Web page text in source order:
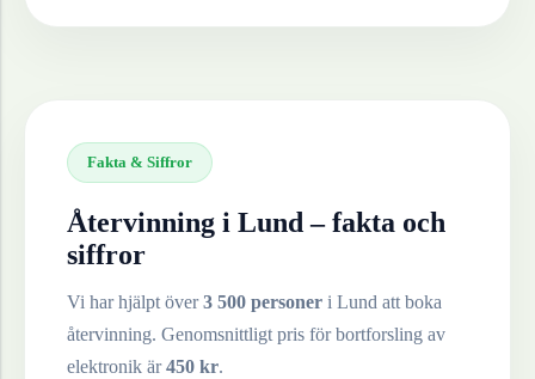
Fakta & Siffror
Återvinning i Lund – fakta och
siffror
Vi har hjälpt över3 500 personer i Lund att boka
återvinning. Genomsnittligt pris för bortforsling av
elektronik är450 kr.